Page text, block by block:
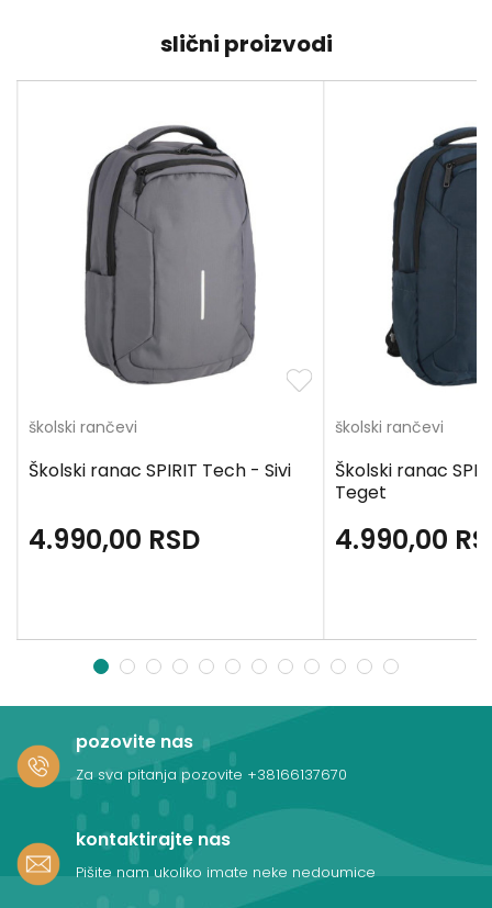
slični proizvodi
školski rančevi
Školski ranac SPIRIT Tech - Sivi
4.990,00 RSD
školski rančevi
Školski ranac
Teget
4.990,00
1 2 3 4 5 6 7 8 9 10 11 12
pozovite nas
Za sva pitanja pozovite +38166137670
kontaktirajte nas
Pišite nam ukoliko imate neke nedoumice